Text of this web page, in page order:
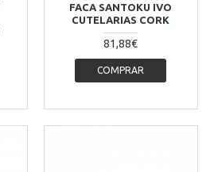
FACA SANTOKU IVO
CUTELARIAS CORK
81,88€
COMPRAR